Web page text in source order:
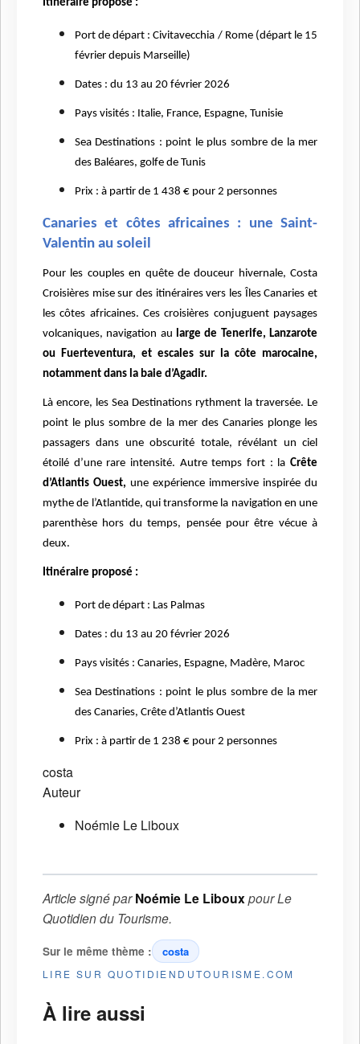
Itinéraire proposé :
Port de départ : Civitavecchia / Rome (départ le 15
février depuis Marseille)
Dates : du 13 au 20 février 2026
Pays visités : Italie, France, Espagne, Tunisie
Sea Destinations : point le plus sombre de la mer
des Baléares, golfe de Tunis
Prix : à partir de 1 438 € pour 2 personnes
Canaries et côtes africaines : une Saint-
Valentin au soleil
Pour les couples en quête de douceur hivernale, Costa
Croisières mise sur des itinéraires vers les Îles Canaries et
les côtes africaines. Ces croisières conjuguent paysages
volcaniques, navigation au large de Tenerife, Lanzarote
ou Fuerteventura, et escales sur la côte marocaine,
notamment dans la baie d’Agadir.
Là encore, les Sea Destinations rythment la traversée. Le
point le plus sombre de la mer des Canaries plonge les
passagers dans une obscurité totale, révélant un ciel
étoilé d’une rare intensité. Autre temps fort : la Crête
d’Atlantis Ouest, une expérience immersive inspirée du
mythe de l’Atlantide, qui transforme la navigation en une
parenthèse hors du temps, pensée pour être vécue à
deux.
Itinéraire proposé :
Port de départ : Las Palmas
Dates : du 13 au 20 février 2026
Pays visités : Canaries, Espagne, Madère, Maroc
Sea Destinations : point le plus sombre de la mer
des Canaries, Crête d’Atlantis Ouest
Prix : à partir de 1 238 € pour 2 personnes
costa
Auteur
Noémie Le Liboux
Article signé parNoémie Le LibouxpourLe
Quotidien du Tourisme.
Sur le même thème : costa
LIRE SUR QUOTIDIENDUTOURISME.COM
À lire aussi